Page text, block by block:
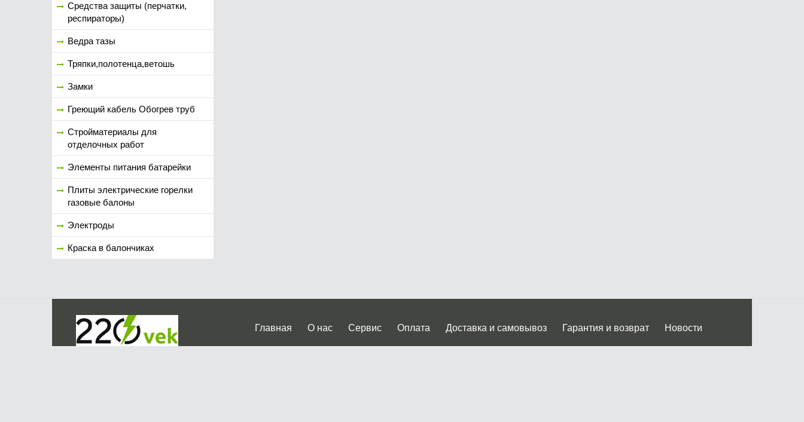
Средства защиты (перчатки,
респираторы)
Ведра тазы
Тряпки,полотенца,ветошь
Замки
Греющий кабель Обогрев труб
Стройматериалы для
отделочных работ
Элементы питания батарейки
Плиты электрические горелки
газовые балоны
Электроды
Краска в балончиках
Главная О нас Сервис Оплата Доставка и самовывоз Гарантия и возврат Новости